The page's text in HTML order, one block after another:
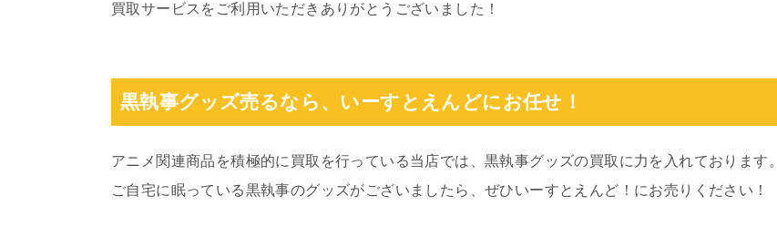
買取サービスをご利用いただきありがとうございました！
黒執事グッズ売るなら、いーすとえんどにお任せ！
アニメ関連商品を積極的に買取を行っている当店では、黒執事グッズの買取に力を入れております。
ご自宅に眠っている黒執事のグッズがございましたら、ぜひいーすとえんど！にお売りください！